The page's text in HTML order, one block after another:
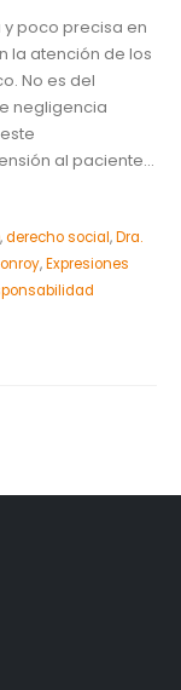
poco precisa en
la atención de los
No es del
negligencia
al paciente...
,derecho social,Dra.
,Expresiones